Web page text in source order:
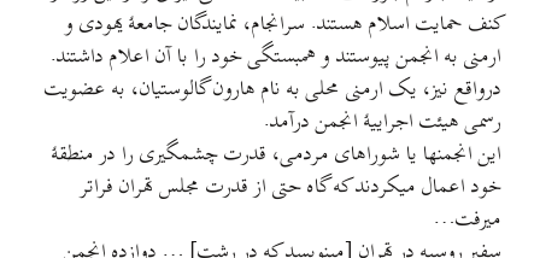
کنف حمایت اسلام هستند. سرانجام، نمایندگان جامعهٔ یهودی و
ارمنی به انجمن پیوستند و همبستگی خود را با آن اعلام داشتند.
درواقع نیز، یک ارمنی محلی به نام هارون گالوستیان، به عضویت
رسمی هیئت اجراییهٔ انجمن درآمد.
این انجمنها یا شوراهای مردمی، قدرت چشمگیری را در منطقهٔ
خود اعمال میکردند که گاه حتی از قدرت مجلس تهران فراتر
میرفت…